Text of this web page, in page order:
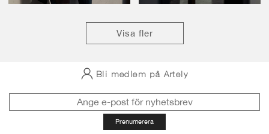
Visa fler
Bli medlem på Artely